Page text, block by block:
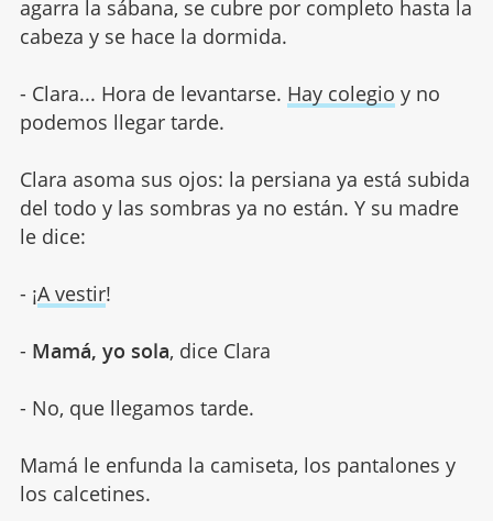
agarra la sábana, se cubre por completo hasta la
cabeza y se hace la dormida.
- Clara... Hora de levantarse. Hay colegio y no
podemos llegar tarde.
Clara asoma sus ojos: la persiana ya está subida
del todo y las sombras ya no están. Y su madre
le dice:
- ¡A vestir!
- Mamá, yo sola, dice Clara
- No, que llegamos tarde.
Mamá le enfunda la camiseta, los pantalones y
los calcetines.